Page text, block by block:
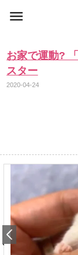
お家で運動?
スター
2020-04-24